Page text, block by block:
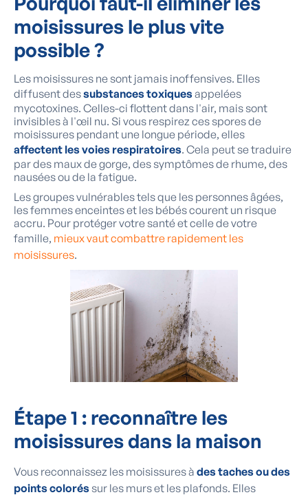
moisissures le plus vite
possible ?
Les moisissures ne sont jamais inoffensives. Elles
diffusent dessubstances toxiquesappelées
mycotoxines. Celles-ci flottent dans l'air, mais sont
invisibles à l'œil nu. Si vous respirez ces spores de
moisissures pendant une longue période, elles
affectent les voies respiratoires. Cela peut se traduire
par des maux de gorge, des symptômes de rhume, des
nausées ou de la fatigue.
Les groupes vulnérables tels que les personnes âgées,
les femmes enceintes et les bébés courent un risque
accru. Pour protéger votre santé et celle de votre
famille, mieux vaut combattre rapidement les
moisissures.
Étape 1 : reconnaître les
moisissures dans la maison
Vous reconnaissez les moisissures à des taches ou des
points coloréssur les murs et les plafonds. Elles